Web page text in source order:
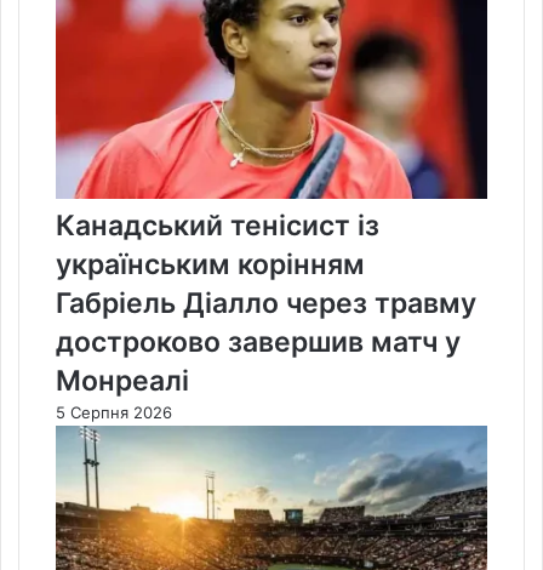
Канадський тенісист із
українським корінням
Габріель Діалло через травму
достроково завершив матч у
Монреалі
5 Серпня 2026